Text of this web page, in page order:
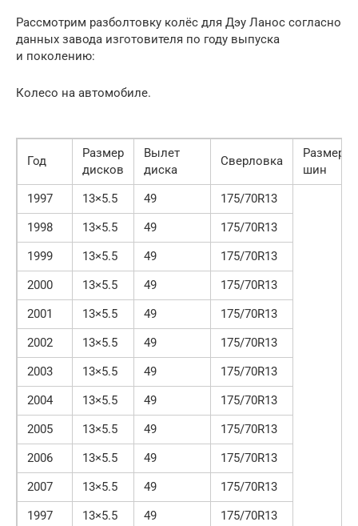
Рассмотрим разболтовку колёс для Дэу Ланос согласно
данных завода изготовителя по году выпуска
и поколению:
Колесо на автомобиле.
Год
Размер
дисков
Вылет
диска
Сверловка
Размер
шин
1997
13×5.5 49
175/70R13
1998
13×5.5 49
175/70R13
1999
13×5.5 49
175/70R13
2000
13×5.5 49
175/70R13
2001
13×5.5 49
175/70R13
2002
13×5.5 49
175/70R13
2003
13×5.5 49
175/70R13
2004
13×5.5 49
175/70R13
2005
13×5.5 49
175/70R13
2006
13×5.5 49
175/70R13
2007
13×5.5 49
175/70R13
1997
13×5.5 49 175/70R13